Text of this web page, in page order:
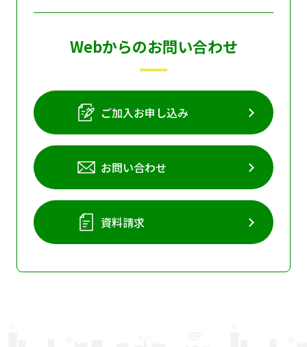
Webからのお問い合わせ
ご加入お申し込み
お問い合わせ
資料請求